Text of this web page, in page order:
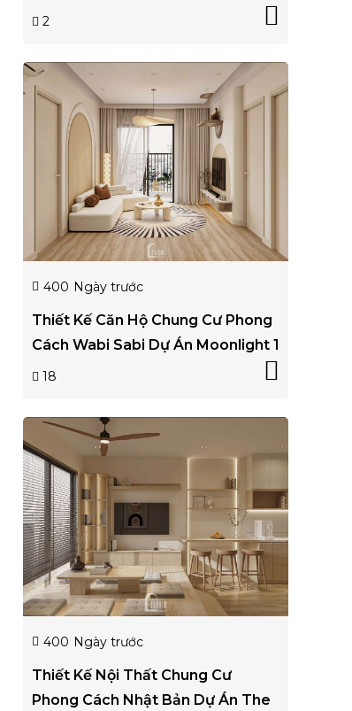
2
400 Ngày trước
Thiết Kế Căn Hộ Chung Cư Phong
Cách Wabi Sabi Dự Án Moonlight 1
18
400 Ngày trước
Thiết Kế Nội Thất Chung Cư
Phong Cách Nhật Bản Dự Án The